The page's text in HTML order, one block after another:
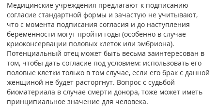
Медицинские учреждения предлагают к подписанию
согласие стандартной формы и зачастую не учитывают,
что с момента подписания согласия и до наступления
беременности могут пройти годы (особенно в случае
криоконсервации половых клеток или эмбриона).
Потенциальный отец может быть весьма заинтересован в
том, чтобы дать согласие под условием: использовать его
половые клетки только в том случае, если его брак с данной
женщиной не будет расторгнут. Вопрос с судьбой
биоматериала в случае смерти донора, тоже может иметь
принципиальное значение для человека.